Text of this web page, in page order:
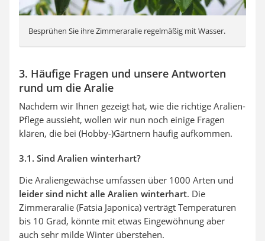
Besprühen Sie ihre Zimmeraralie regelmäßig mit Wasser.
3. Häufige Fragen und unsere Antworten
rund um die Aralie
Nachdem wir Ihnen gezeigt hat, wie die richtige Aralien-
Pflege aussieht, wollen wir nun noch einige Fragen
klären, die bei (Hobby-)Gärtnern häufig aufkommen.
3.1. Sind Aralien winterhart?
Die Araliengewächse umfassen über 1000 Arten und
leider sind nicht alle Aralien winterhart. Die
Zimmeraralie (Fatsia Japonica) verträgt Temperaturen
bis 10 Grad, könnte mit etwas Eingewöhnung aber
auch sehr milde Winter überstehen.